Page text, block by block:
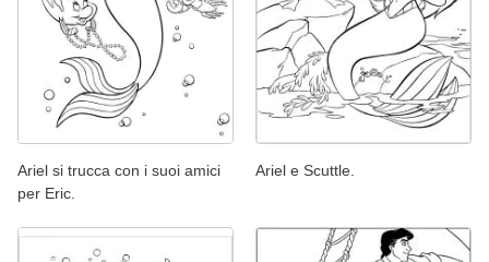
Ariel si trucca con i suoi amici
per Eric.
Ariel e Scuttle.